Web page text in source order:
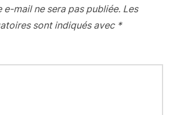
e-mail ne sera pas publiée. Les
sont indiqués avec *